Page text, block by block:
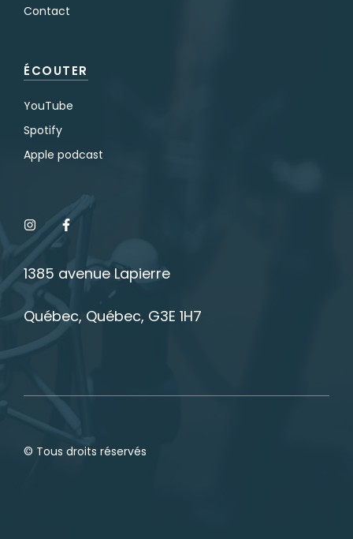
Contact
ÉCOUTER
YouTube
Spotify
Apple podcast
1385 avenue Lapierre
Québec, Québec, G3E 1H7
© Tous droits réservés